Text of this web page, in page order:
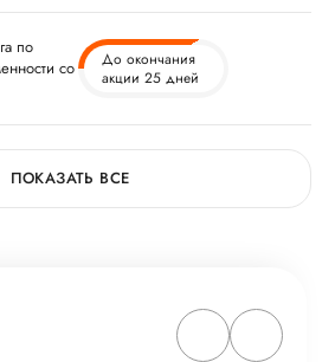
по
со
До окончания
акции 25 дней
ПОКАЗАТЬ ВСЕ